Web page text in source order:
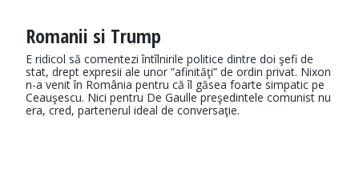
Romanii si Trump
E ridicol să comentezi întîlnirile politice dintre doi şefi de
stat, drept expresii ale unor ”afinităţi” de ordin privat. Nixon
n-a venit în România pentru că îl găsea foarte simpatic pe
Ceauşescu. Nici pentru De Gaulle preşedintele comunist nu
era, cred, partenerul ideal de conversaţie.